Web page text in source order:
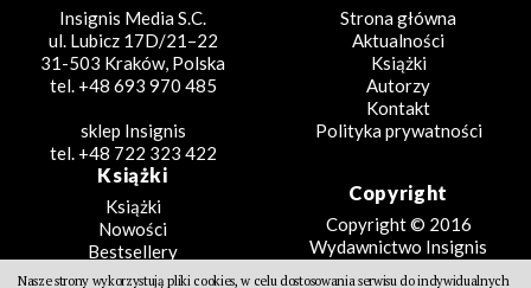
Insignis Media S.C.
ul. Lubicz 17D/21–22
31-503 Kraków, Polska
tel. +48 693 970 485
sklep Insignis
tel. +48 722 323 422
Strona główna
Aktualności
Książki
Autorzy
Kontakt
Polityka prywatności
Książki
Książki
Nowości
Bestsellery
Zapowiedzi
Copyright
Copyright © 2016
Wydawnictwo Insignis
Nasze strony wykorzystują pliki cookies, w celu dostosowania serwisu do indywidualnych